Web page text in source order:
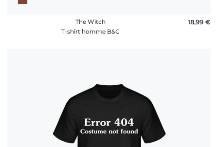
The Witch
T-shirt homme B&C
18,99 €